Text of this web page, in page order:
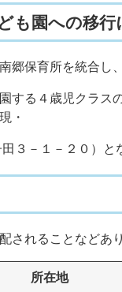
も園への移行
保育所を統合し
する４歳児クラス
現・
３－１－２０）と
れることなどあ
所在地